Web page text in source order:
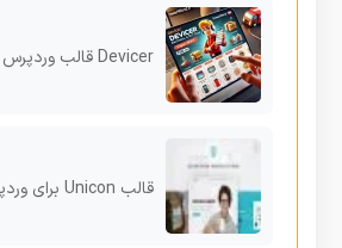
Devicer قالب وردپرس فروشگاهی برای محصولات الکترونیکی، موبایل و گجت‌ها
قالب Unicon برای وردپرس